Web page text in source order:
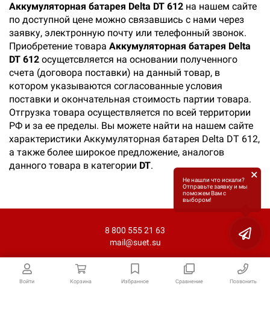
Войти Корзина Избранное Сравнение Позвонить
Аккумуляторная батарея Delta DT 612 на нашем сайте
по доступной цене можно связавшись с нами через
заявку, электронную почту или телефонный звонок.
Приобретение товара Аккумуляторная батарея Delta
DT 612 осущетсвляется на основании полученного
счета (договора поставки) на данный товар, в
котором указываются согласованные условия
поставки и окончательная стоимость партии товара.
Отгрузка товара осуществляется по всей территории
РФ и за ее пределы. Вы можете найти на нашем сайте
характеристики Аккумуляторная батарея Delta DT 612,
а также более широкое предложение, аналогов
данного товара в категории DT.
8 800 555 21 63
mail@suet.su
Не нашли что искали?
Отправьте заявку и мы
поможем Вам с
выбором!
×